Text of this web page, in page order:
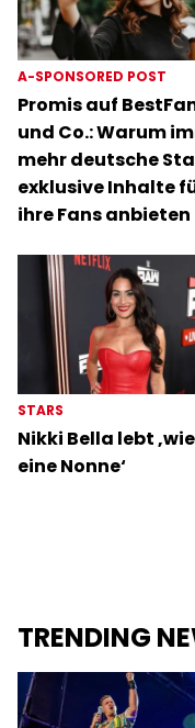
A-SPONSORED POST
Promis auf
und Co.: Warum
mehr deutsche
exklusive Inhalte
ihre Fans anbieten
STARS
Nikki Bella lebt ‚wie
eine Nonne‘
TRENDING